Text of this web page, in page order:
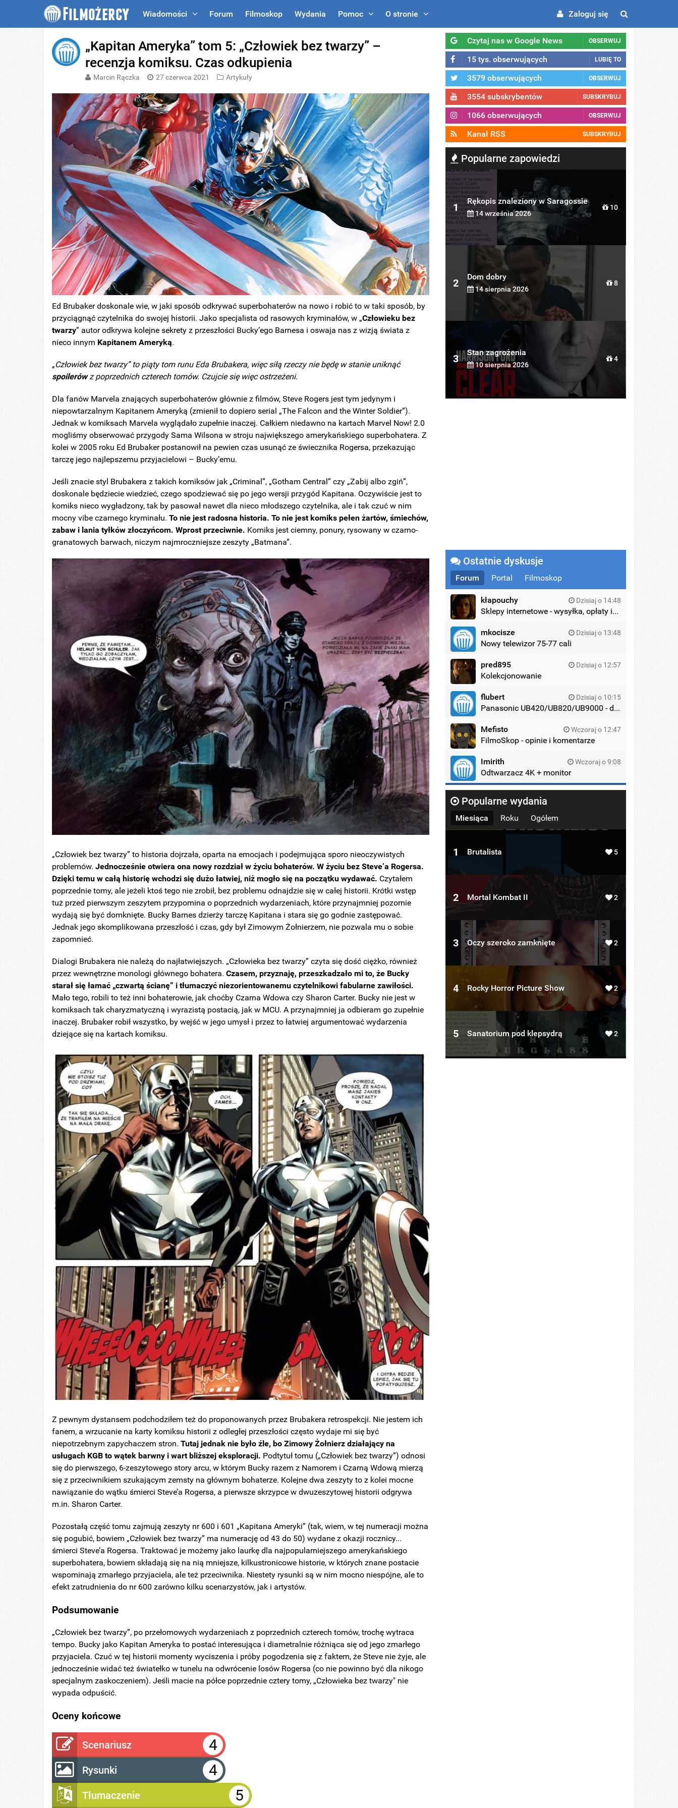
Wiadomości Forum Filmoskop Wydania Pomoc O stronie Zaloguj się
„Kapitan Ameryka” tom 5: „Człowiek bez twarzy” –
recenzja komiksu. Czas odkupienia
Marcin Rączka 27 czerwca 2021 Artykuły
Ed Brubaker doskonale wie, w jaki sposób odkrywać superbohaterów na nowo i robić to w taki sposób, by
przyciągnąć czytelnika do swojej historii. Jako specjalista od rasowych kryminałów, w „Człowieku bez
twarzy” autor odkrywa kolejne sekrety z przeszłości Bucky’ego Barnesa i oswaja nas z wizją świata z
nieco innym Kapitanem Ameryką.
„Człowiek bez twarzy” to piąty tom runu Eda Brubakera, więc siłą rzeczy nie będę w stanie uniknąć
spoilerówz poprzednich czterech tomów. Czujcie się więc ostrzeżeni.
Dla fanów Marvela znających superbohaterów głównie z filmów, Steve Rogers jest tym jedynym i
niepowtarzalnym Kapitanem Ameryką (zmienił to dopiero serial „The Falcon and the Winter Soldier”).
Jednak w komiksach Marvela wyglądało zupełnie inaczej. Całkiem niedawno na kartach Marvel Now! 2.0
mogliśmy obserwować przygody Sama Wilsona w stroju największego amerykańskiego superbohatera. Z
kolei w 2005 roku Ed Brubaker postanowił na pewien czas usunąć ze świecznika Rogersa, przekazując
tarczę jego najlepszemu przyjacielowi – Bucky’emu.
Jeśli znacie styl Brubakera z takich komiksów jak „Criminal”, „Gotham Central” czy „Zabij albo zgiń”,
doskonale będziecie wiedzieć, czego spodziewać się po jego wersji przygód Kapitana. Oczywiście jest to
komiks nieco wygładzony, tak by pasował nawet dla nieco młodszego czytelnika, ale i tak czuć w nim
mocny vibe czarnego kryminału.To nie jest radosna historia. To nie jest komiks pełen żartów, śmiechów,
zabaw i lania tyłków złoczyńcom. Wprost przeciwnie. Komiks jest ciemny, ponury, rysowany w czarno-
granatowych barwach, niczym najmroczniejsze zeszyty „Batmana”.
„Człowiek bez twarzy” to historia dojrzała, oparta na emocjach i podejmująca sporo nieoczywistych
problemów. Jednocześnie otwiera ona nowy rozdział w życiu bohaterów. W życiu bez Steve’a Rogersa.
Dzięki temu w całą historię wchodzi się dużo łatwiej, niż mogło się na początku wydawać. Czytałem
poprzednie tomy, ale jeżeli ktoś tego nie zrobił, bez problemu odnajdzie się w całej historii. Krótki wstęp
tuż przed pierwszym zeszytem przypomina o poprzednich wydarzeniach, które przynajmniej pozornie
wydają się być domknięte. Bucky Barnes dzierży tarczę Kapitana i stara się go godnie zastępować.
Jednak jego skomplikowana przeszłość i czas, gdy był Zimowym Żołnierzem, nie pozwala mu o sobie
zapomnieć.
Dialogi Brubakera nie należą do najłatwiejszych. „Człowieka bez twarzy” czyta się dość ciężko, również
przez wewnętrzne monologi głównego bohatera.Czasem, przyznaję, przeszkadzało mi to, że Bucky
starał się łamać „czwartą ścianę” i tłumaczyć niezorientowanemu czytelnikowi fabularne zawiłości.
Mało tego, robili to też inni bohaterowie, jak choćby Czarna Wdowa czy Sharon Carter. Bucky nie jest w
komiksach tak charyzmatyczną i wyrazistą postacią, jak w MCU. A przynajmniej ja odbieram go zupełnie
inaczej. Brubaker robił wszystko, by wejść w jego umysł i przez to łatwiej argumentować wydarzenia
dziejące się na kartach komiksu.
Z pewnym dystansem podchodziłem też do proponowanych przez Brubakera retrospekcji. Nie jestem ich
fanem, a wrzucanie na karty komiksu historii z odległej przeszłości często wydaje mi się być
niepotrzebnym zapychaczem stron.Tutaj jednak nie było źle, bo Zimowy Żołnierz działający na
usługach KGB to wątek barwny i wart bliższej eksploracji. Podtytuł tomu („Człowiek bez twarzy”) odnosi
się do pierwszego, 6-zeszytowego story arcu, w którym Bucky razem z Namorem i Czarną Wdową mierzą
się z przeciwnikiem szukającym zemsty na głównym bohaterze. Kolejne dwa zeszyty to z kolei mocne
nawiązanie do wątku śmierci Steve’a Rogersa, a pierwsze skrzypce w dwuzeszytowej historii odgrywa
m.in. Sharon Carter.
Pozostałą część tomu zajmują zeszyty nr 600 i 601 „Kapitana Ameryki” (tak, wiem, w tej numeracji można
się pogubić, bowiem „Człowiek bez twarzy” ma numerację od 43 do 50) wydane z okazji rocznicy...
śmierci Steve’a Rogersa. Traktować je możemy jako laurkę dla najpopularniejszego amerykańskiego
superbohatera, bowiem składają się na nią mniejsze, kilkustronicowe historie, w których znane postacie
wspominają zmarłego przyjaciela, ale też przeciwnika. Niestety rysunki są w nim mocno niespójne, ale to
efekt zatrudnienia do nr 600 zarówno kilku scenarzystów, jak i artystów.
Podsumowanie
„Człowiek bez twarzy”, po przełomowych wydarzeniach z poprzednich czterech tomów, trochę wytraca
tempo. Bucky jako Kapitan Ameryka to postać interesująca i diametralnie różniąca się od jego zmarłego
przyjaciela. Czuć w tej historii momenty wyciszenia i próby pogodzenia się z faktem, że Steve nie żyje, ale
jednocześnie widać też światełko w tunelu na odwrócenie losów Rogersa (co nie powinno być dla nikogo
specjalnym zaskoczeniem). Jeśli macie na półce poprzednie cztery tomy, „Człowieka bez twarzy" nie
wypada odpuścić.
Oceny końcowe
4
Scenariusz
4
Rysunki
5
Tłumaczenie
Czytaj nas w Google News OBSERWUJ
15 tys. obserwujących LUBIĘ TO
3579 obserwujących OBSERWUJ
3554 subskrybentów SUBSKRYBUJ
1066 obserwujących OBSERWUJ
Kanał RSS SUBSKRYBUJ
Popularne zapowiedzi
1
Rękopis znaleziony w Saragossie
14 września 2026
10
2
Dom dobry
14 sierpnia 2026
8
3
Stan zagrożenia
10 sierpnia 2026
4
Ostatnie dyskusje
Forum Portal Filmoskop
kłapouchy Dzisiaj o 14:48
Sklepy internetowe - wysyłka, opłaty itd.
mkocisze Dzisiaj o 13:48
Nowy telewizor 75-77 cali
pred895 Dzisiaj o 12:57
Kolekcjonowanie
flubert Dzisiaj o 10:15
Panasonic UB420/UB820/UB9000 - dyskusja
Mefisto Wczoraj o 12:47
FilmoSkop - opinie i komentarze
Imirith Wczoraj o 9:08
Odtwarzacz 4K + monitor
Popularne wydania
Miesiąca Roku Ogółem
1 Brutalista 5
2 Mortal Kombat II 2
3 Oczy szeroko zamknięte 2
4 Rocky Horror Picture Show 2
5 Sanatorium pod klepsydrą 2